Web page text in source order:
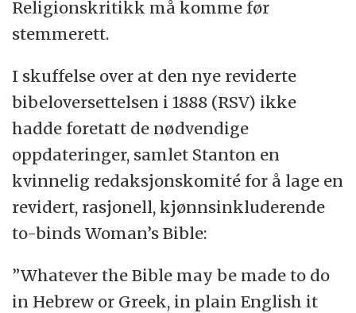
Religionskritikk må komme før
stemmerett.
I skuffelse over at den nye reviderte
bibeloversettelsen i 1888 (RSV) ikke
hadde foretatt de nødvendige
oppdateringer, samlet Stanton en
kvinnelig redaksjonskomité for å lage en
revidert, rasjonell, kjønnsinkluderende
to-binds Woman’s Bible:
”Whatever the Bible may be made to do
in Hebrew or Greek, in plain English it